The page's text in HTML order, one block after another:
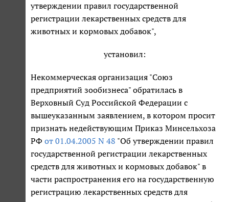
утверждении правил государственной
регистрации лекарственных средств для
животных и кормовых добавок",
установил:
Некоммерческая организация "Союз
предприятий зообизнеса" обратилась в
Верховный Суд Российской Федерации с
вышеуказанным заявлением, в котором просит
признать недействующим Приказ Минсельхоза
РФ от 01.04.2005 N 48 "Об утверждении правил
государственной регистрации лекарственных
средств для животных и кормовых добавок" в
части распространения его на государственную
регистрацию лекарственных средств для